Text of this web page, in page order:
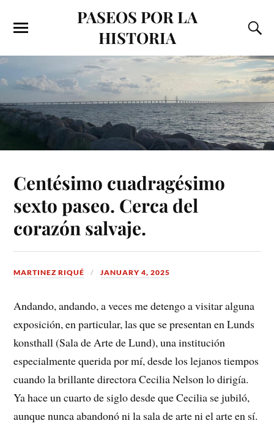
PASEOS POR LA
HISTORIA
Centésimo cuadragésimo
sexto paseo. Cerca del
corazón salvaje.
MARTINEZ RIQUÉ JANUARY 4, 2025
Andando, andando, a veces me detengo a visitar alguna
exposición, en particular, las que se presentan en Lunds
konsthall (Sala de Arte de Lund), una institución
especialmente querida por mí, desde los lejanos tiempos
cuando la brillante directora Cecilia Nelson lo dirigía.
Ya hace un cuarto de siglo desde que Cecilia se jubiló,
aunque nunca abandonó ni la sala de arte ni el arte en sí.